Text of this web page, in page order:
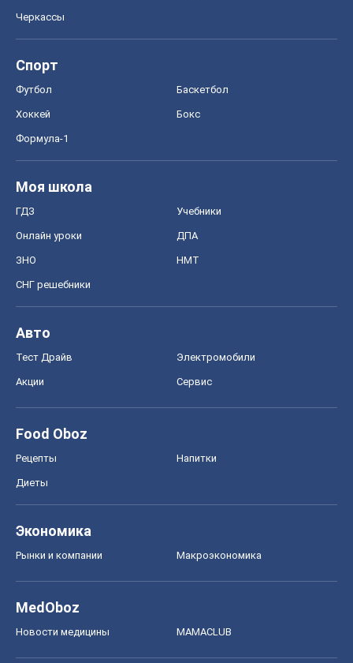
Черкассы
Спорт
Футбол Баскетбол
Хоккей Бокс
Формула-1
Моя школа
ГДЗ Учебники
Онлайн уроки ДПА
ЗНО НМТ
СНГ решебники
Авто
Тест Драйв Электромобили
Акции Сервис
Food Oboz
Рецепты Напитки
Диеты
Экономика
Рынки и компании Mакроэкономика
MedOboz
Новости медицины MAMACLUB